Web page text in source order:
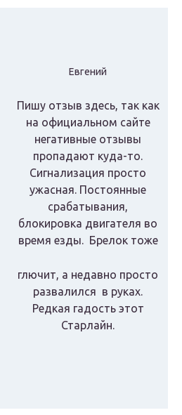
Евгений
Пишу отзыв здесь, так как
на официальном сайте
негативные отзывы
пропадают куда-то.
Сигнализация просто
ужасная. Постоянные
срабатывания,
блокировка двигателя во
время езды. Брелок тоже
глючит, а недавно просто
развалился в руках.
Редкая гадость этот
Старлайн.